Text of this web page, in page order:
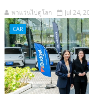
พาแว่นไปดูโลก Jul 24,
CAR